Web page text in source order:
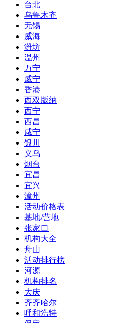
台北
乌鲁木齐
无锡
威海
潍坊
温州
万宁
威宁
香港
西双版纳
西宁
西昌
咸宁
银川
义乌
烟台
宜昌
宜兴
漳州
活动价格表
基地/营地
张家口
机构大全
舟山
活动排行榜
河源
机构排名
大庆
齐齐哈尔
呼和浩特